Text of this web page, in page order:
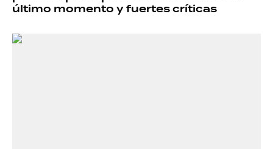
último momento y fuertes críticas